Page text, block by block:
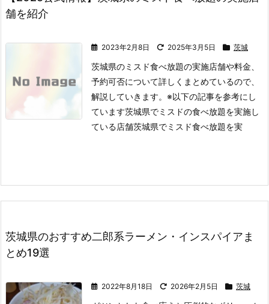
舗を紹介
2023年2月8日 2025年3月5日 茨城
茨城県のミスド食べ放題の実施店舗や料金、
予約可否について詳しくまとめているので、
解説していきます。 ※以下の記事を参考にし
ています茨城県でミスドの食べ放題を実施し
ている店舗茨城県でミスド食べ放題を実
茨城県のおすすめ二郎系ラーメン・インスパイアま
とめ19選
2022年8月18日 2026年2月5日 茨城